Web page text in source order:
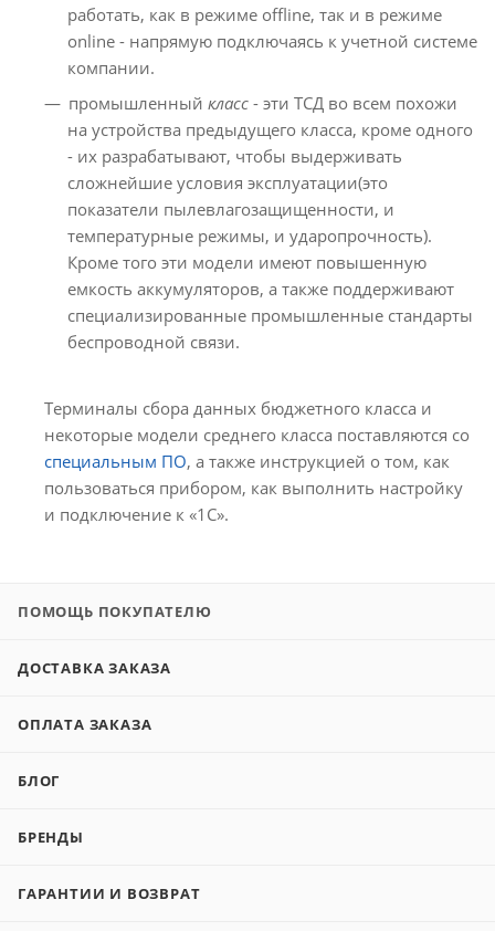
работать, как в режиме offline, так и в режиме
online - напрямую подключаясь к учетной системе
компании.
промышленный класс - эти ТСД во всем похожи
на устройства предыдущего класса, кроме одного
- их разрабатывают, чтобы выдерживать
сложнейшие условия эксплуатации(это
показатели пылевлагозащищенности, и
температурные режимы, и ударопрочность).
Кроме того эти модели имеют повышенную
емкость аккумуляторов, а также поддерживают
специализированные промышленные стандарты
беспроводной связи.
Терминалы сбора данных бюджетного класса и
некоторые модели среднего класса поставляются со
специальным ПО, а также инструкцией о том, как
пользоваться прибором, как выполнить настройку
и подключение к «1С».
ПОМОЩЬ ПОКУПАТЕЛЮ
ДОСТАВКА ЗАКАЗА
ОПЛАТА ЗАКАЗА
БЛОГ
БРЕНДЫ
ГАРАНТИИ И ВОЗВРАТ